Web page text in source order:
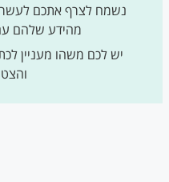
נשמח לצרף אתכם
מהידע שלהם
יש לכם משהו מעניין